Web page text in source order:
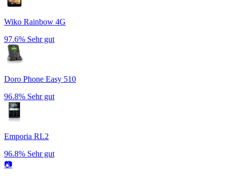
Wiko Rainbow 4G
97.6% Sehr gut
Doro Phone Easy 510
96.8% Sehr gut
Emporia RL2
96.8% Sehr gut
📷